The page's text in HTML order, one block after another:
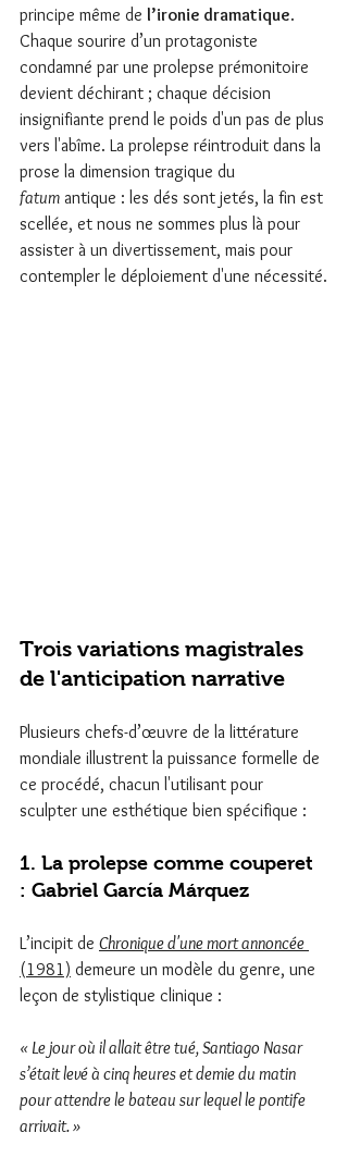
principe même de l’ironie dramatique.
Chaque sourire d’un protagoniste
condamné par une prolepse prémonitoire
devient déchirant ; chaque décision
insignifiante prend le poids d'un pas de plus
vers l'abîme. La prolepse réintroduit dans la
prose la dimension tragique du
fatum antique : les dés sont jetés, la fin est
scellée, et nous ne sommes plus là pour
assister à un divertissement, mais pour
contempler le déploiement d'une nécessité.
Trois variations magistrales
de l'anticipation narrative
Plusieurs chefs-d’œuvre de la littérature
mondiale illustrent la puissance formelle de
ce procédé, chacun l'utilisant pour
sculpter une esthétique bien spécifique :
1. La prolepse comme couperet
: Gabriel García Márquez
L’incipit de Chronique d'une mort annoncée
(1981) demeure un modèle du genre, une
leçon de stylistique clinique :
« Le jour où il allait être tué, Santiago Nasar
s’était levé à cinq heures et demie du matin
pour attendre le bateau sur lequel le pontife
arrivait. »